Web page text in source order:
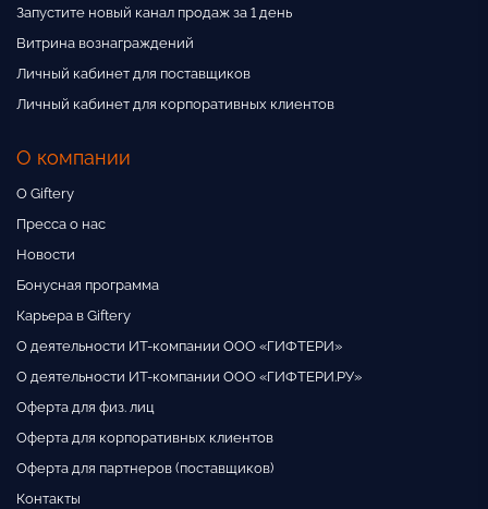
41500 р
51500 р
Запустите новый канал продаж за 1 день
Витрина вознаграждений
Личный кабинет для поставщиков
Личный кабинет для корпоративных клиентов
О компании
О Giftery
Пресса о нас
Новости
Бонусная программа
Карьера в Giftery
О деятельности ИТ-компании ООО «ГИФТЕРИ»
О деятельности ИТ-компании ООО «ГИФТЕРИ.РУ»
Оферта для физ. лиц
Оферта для корпоративных клиентов
Оферта для партнеров (поставщиков)
Контакты